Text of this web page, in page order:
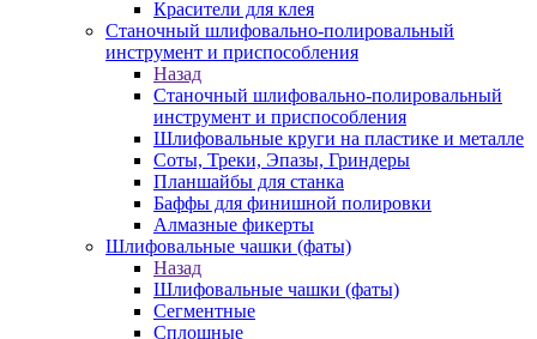
Красители для клея
Станочный шлифовально-полировальный
инструмент и приспособления
Назад
Станочный шлифовально-полировальный
инструмент и приспособления
Шлифовальные круги на пластике и металле
Соты, Треки, Эпазы, Гриндеры
Планшайбы для станка
Баффы для финишной полировки
Алмазные фикерты
Шлифовальные чашки (фаты)
Назад
Шлифовальные чашки (фаты)
Сегментные
Сплошные